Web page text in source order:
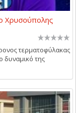
Χρυσούπολης
τερματοφύλακας
δυναμικό της